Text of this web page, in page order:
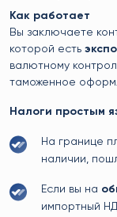
Как работает
Вы заключаете
которой есть
валютному
таможенное
Налоги простым
На границе
наличии,
Если вы на
импортный